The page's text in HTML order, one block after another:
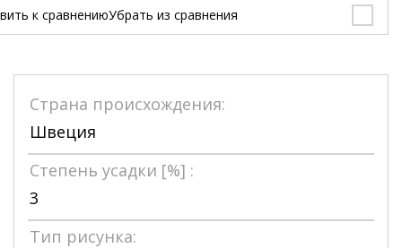
к сравнениюУбрать из сравнения
Страна происхождения:
Швеция
Степень усадки [%] :
3
Тип рисунка: